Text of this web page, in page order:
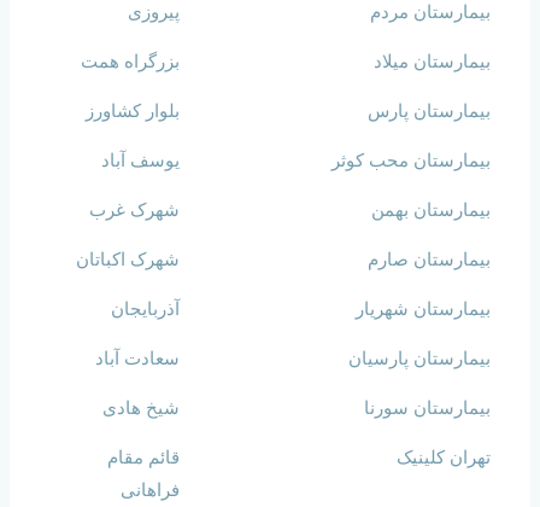
بیمارستان مردم پیروزی
بیمارستان میلاد بزرگراه همت
بیمارستان پارس بلوار کشاورز
بیمارستان محب کوثر یوسف آباد
بیمارستان بهمن شهرک غرب
بیمارستان صارم شهرک اکباتان
بیمارستان شهریار آذربایجان
بیمارستان پارسیان سعادت آباد
بیمارستان سورنا شیخ هادی
تهران کلینیک
قائم مقام
فراهانی